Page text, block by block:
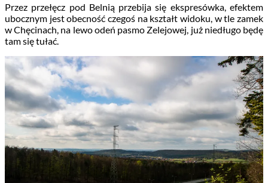
Przez przełęcz pod Belnią przebija się ekspresówka, efektem
ubocznym jest obecność czegoś na kształt widoku, w tle zamek
w Chęcinach, na lewo odeń pasmo Zelejowej, już niedługo będę
tam się tułać.